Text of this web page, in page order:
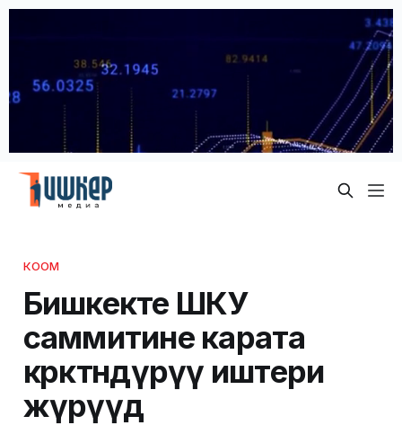
КООМ
Бишкекте ШКУ
саммитине карата
көрктөндүрүү иштери
жүрүүдө